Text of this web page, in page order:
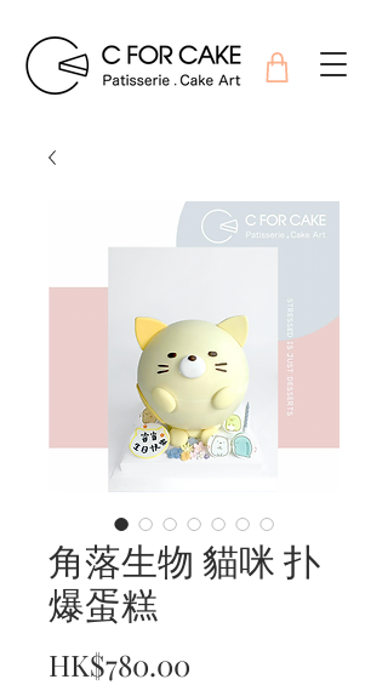
角落生物 貓咪 扑
爆蛋糕
HK$780.00